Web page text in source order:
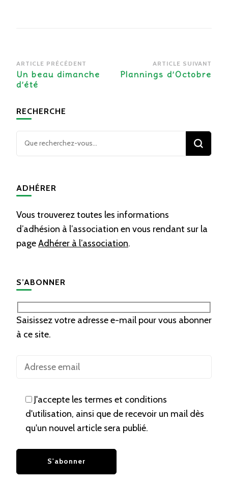
Navigation
d’article
ARTICLE PRÉCÉDENT
Un beau dimanche
d’été
ARTICLE SUIVANT
Plannings d’Octobre
RECHERCHE
Vous
recherchiez
chose ?
ADHÉRER
Vous trouverez toutes les informations
d’adhésion à l’association en vous rendant sur la
pageAdhérer à l’association.
S’ABONNER
Saisissez votre adresse e-mail pour vous abonner
à ce site.
J'accepte les termes et conditions
d'utilisation, ainsi que de recevoir un mail dès
qu'un nouvel article sera publié.